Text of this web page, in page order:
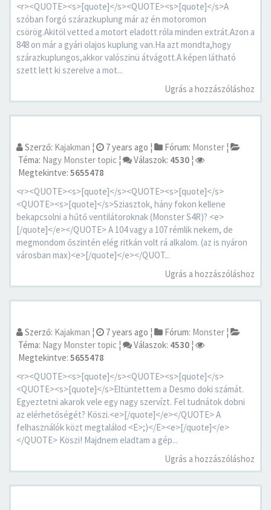
<r><QUOTE><s>[quote]</s><QUOTE><s>[quote]</s>A
szóban forgó szárazkuplung már az én motoromon
csörög.Akitöl vetted a motort eladott róla minden extrát.Azon a
848 on már a gyári olajos kuplung van.Ha azt mondta,hogy
szárazkuplungos,akkor valószinü átvágott.A képen látható
szett lett ki szerelve a mot...
Ugrás a hozzászóláshoz
Szerző: Kajakman ¦ 7 years ago ¦ Fórum: Monster ¦
Téma: Nagy Monster topic ¦ Válaszok: 4530 ¦
Megtekintve: 5655478
<r><QUOTE><s>[quote]</s><QUOTE><s>[quote]</s>
<QUOTE><s>[quote]</s>Sziasztok, hány fokon kellene
bekapcsolni a hűtő ventilátoroknak (Monster S4R)? <e>
[/quote]</e></QUOTE> A 104 vagy a 107 rémlik nekem, de
megmondom őszintén elég ritkán volt rá alkalom. (az is nyáron
városban max)<e>[/quote]</e></QUOT...
Ugrás a hozzászóláshoz
Szerző: Kajakman ¦ 7 years ago ¦ Fórum: Monster ¦
Téma: Nagy Monster topic ¦ Válaszok: 4530 ¦
Megtekintve: 5655478
<r><QUOTE><s>[quote]</s><QUOTE><s>[quote]</s>
<QUOTE><s>[quote]</s>Eltüntettem a Desmo doki számát.
Egyeztetni akarok vele egy nagy szervízt. Fel tudnátok dobni
az elérhetőségét? Köszi.<e>[/quote]</e></QUOTE> A
felhasználók közt megtalálod <E>;)</E><e>[/quote]</e>
</QUOTE> Köszi! Majdnem eladtam a gép...
Ugrás a hozzászóláshoz